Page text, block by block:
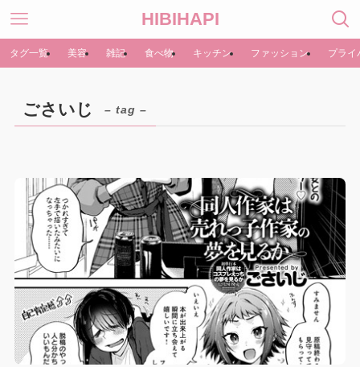
HIBIHAPI
タグ一覧 美容 雑記 食べ物 キッチン ファッション プライ
ごさいじ – tag –